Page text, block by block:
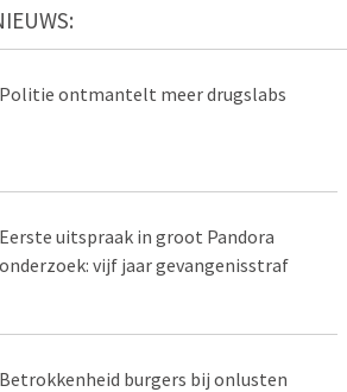
Politie ontmantelt meer drugslabs
Eerste uitspraak in groot Pandora
onderzoek: vijf jaar gevangenisstraf
Betrokkenheid burgers bij onlusten